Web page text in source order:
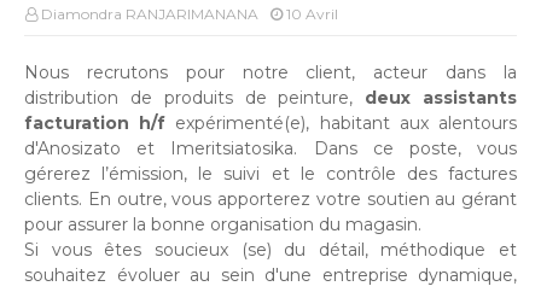
Diamondra RANJARIMANANA 10 Avril
Nous recrutons pour notre client, acteur dans la
distribution de produits de peinture, deux assistants
facturation h/f expérimenté(e), habitant aux alentours
d'Anosizato et Imeritsiatosika. Dans ce poste, vous
gérerez l’émission, le suivi et le contrôle des factures
clients. En outre, vous apporterez votre soutien au gérant
pour assurer la bonne organisation du magasin.
Si vous êtes soucieux (se) du détail, méthodique et
souhaitez évoluer au sein d'une entreprise dynamique,